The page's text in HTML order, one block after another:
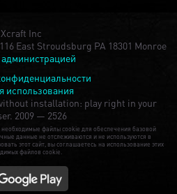
Xcraft Inc
East Stroudsburg PA 18301 Monroe
администрацией
использования
installation: play right in your
2009 — 2526
необходимые файлы cookie для обеспечения базовой
данные не отслеживаются и не используются в
этот сайт, вы соглашаетесь на использование этих
файлов cookie.